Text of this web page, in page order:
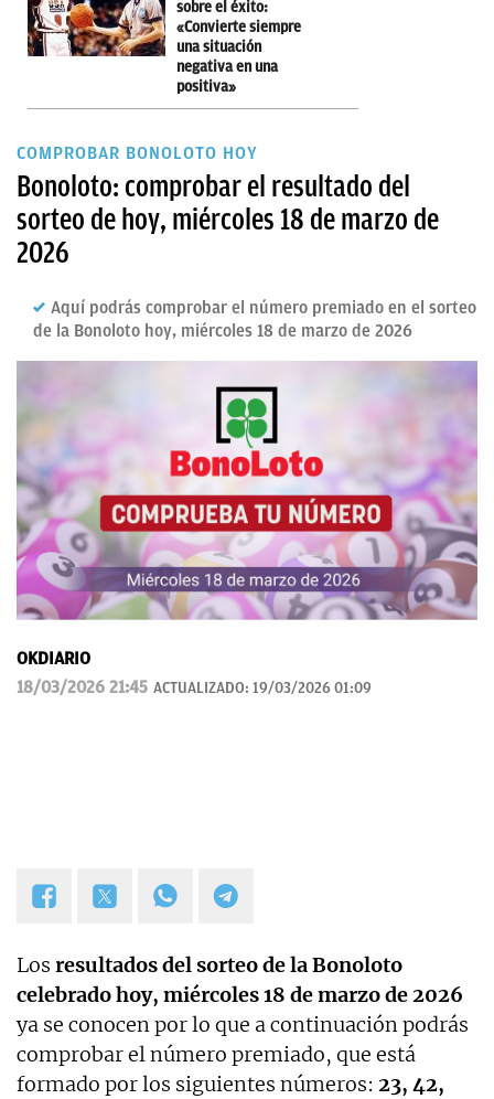
sobre el éxito:
«Convierte siempre
una situación
negativa en una
positiva»
COMPROBAR BONOLOTO HOY
Bonoloto: comprobar el resultado del
sorteo de hoy, miércoles 18 de marzo de
2026
Aquí podrás comprobar el número premiado en el sorteo
de la Bonoloto hoy, miércoles 18 de marzo de 2026
OKDIARIO
18/03/2026 21:45 ACTUALIZADO: 19/03/2026 01:09
Los resultados del sorteo de la Bonoloto
celebrado hoy, miércoles 18 de marzo de 2026
ya se conocen por lo que a continuación podrás
comprobar el número premiado, que está
formado por los siguientes números: 23, 42,